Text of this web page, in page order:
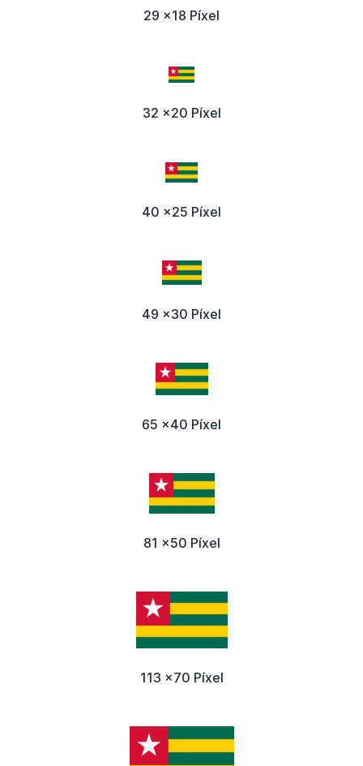
29 x18 Píxel
32 x20 Píxel
40 x25 Píxel
49 x30 Píxel
65 x40 Píxel
81 x50 Píxel
113 x70 Píxel